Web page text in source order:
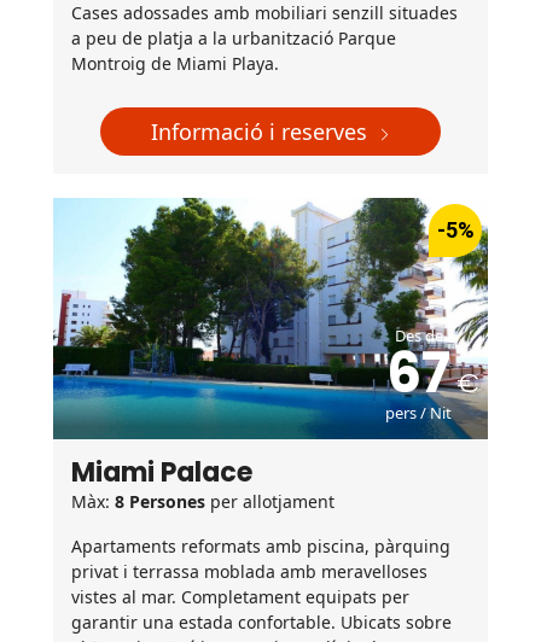
Cases adossades amb mobiliari senzill situades
a peu de platja a la urbanització Parque
Montroig de Miami Playa.
Informació i reserves
-5%
Des de
67
pers / Nit
Miami Palace
Màx: 8 Persones per allotjament
Apartaments reformats amb piscina, pàrquing
privat i terrassa moblada amb meravelloses
vistes al mar. Completament equipats per
garantir una estada confortable. Ubicats sobre